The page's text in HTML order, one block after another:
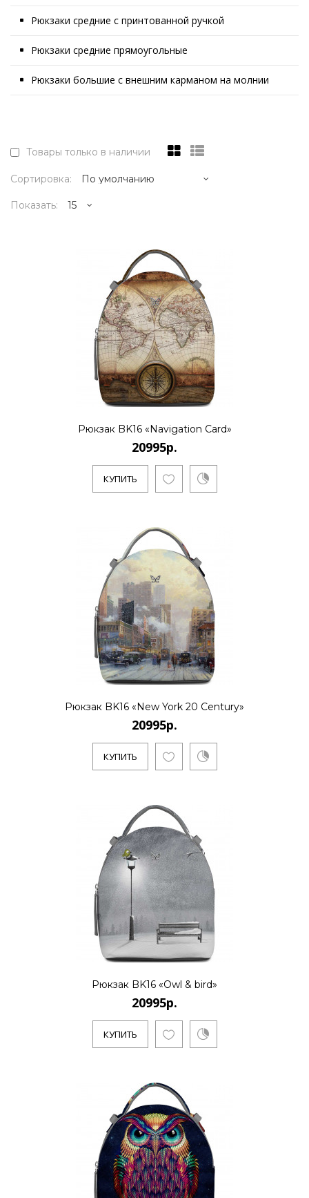
Рюкзаки средние с принтованной ручкой
Рюкзаки средние прямоугольные
Рюкзаки большие с внешним карманом на молнии
Товары только в наличии
Сортировка:
Показать:
20995р.
..
КУПИТЬ
..
20995р.
..
КУПИТЬ
20995р.
КУПИТЬ
20995р.
..
КУПИТЬ
20995р.
КУПИТЬ
Рюкзак BK16 «Navigation Card»
20995р.
КУПИТЬ
Рюкзак BK16 «New York 20 Century»
20995р.
КУПИТЬ
Рюкзак BK16 «Owl & bird»
20995р.
КУПИТЬ